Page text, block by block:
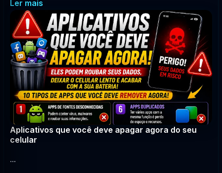
Ler mais
Aplicativos que você deve apagar agora do seu
celular
...